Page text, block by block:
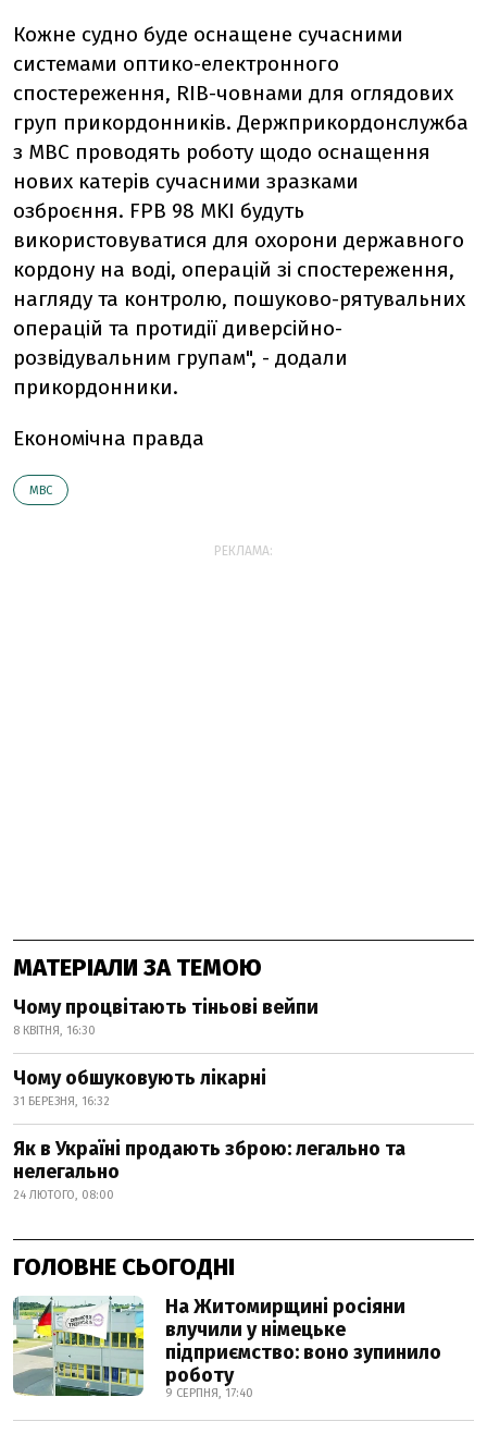
Кожне судно буде оснащене сучасними
системами оптико-електронного
спостереження, RIB-човнами для оглядових
груп прикордонників. Держприкордонслужба
з МВС проводять роботу щодо оснащення
нових катерів сучасними зразками
озброєння. FPB 98 MKI будуть
використовуватися для охорони державного
кордону на воді, операцій зі спостереження,
нагляду та контролю, пошуково-рятувальних
операцій та протидії диверсійно-
розвідувальним групам", - додали
прикордонники.
Економічна правда
МВС
РЕКЛАМА:
МАТЕРІАЛИ ЗА ТЕМОЮ
Чому процвітають тіньові вейпи
8 КВІТНЯ, 16:30
Чому обшуковують лікарні
31 БЕРЕЗНЯ, 16:32
Як в Україні продають зброю: легально та
нелегально
24 ЛЮТОГО, 08:00
ГОЛОВНЕ СЬОГОДНІ
На Житомирщині росіяни
влучили у німецьке
підприємство: воно зупинило
роботу
9 СЕРПНЯ, 17:40